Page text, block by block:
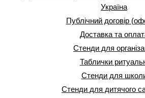
Україна
Публічний договір
Доставка та
Стенди для
Таблички
Стенди для
Стенди для дитячого